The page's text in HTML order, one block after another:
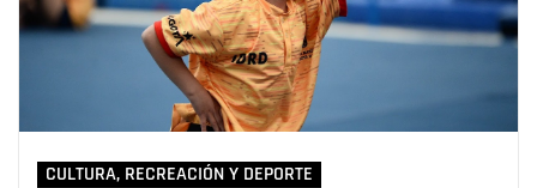
CULTURA, RECREACIÓN Y DEPORTE